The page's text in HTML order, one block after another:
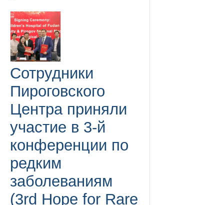
Сотрудники
Пироговского
Центра приняли
участие в 3-й
конференции по
редким
заболеваниям
(3rd Hope for Rare